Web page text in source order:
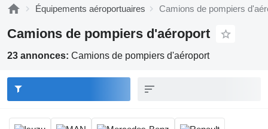
Équipements aéroportuaires Camions de pompiers
Camions de pompiers d'aéroport
23 annonces: Camions de pompiers d'aéroport